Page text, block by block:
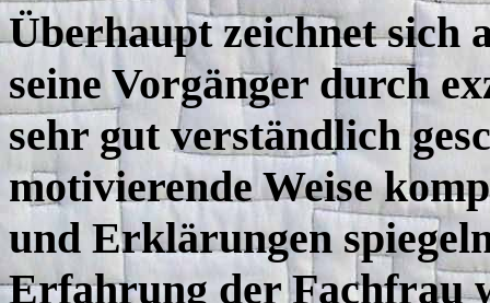
Überhaupt zeichnet sich
seine Vorgänger durch
sehr gut verständlich
motivierende Weise
und Erklärungen
Erfahrung der Fachfrau